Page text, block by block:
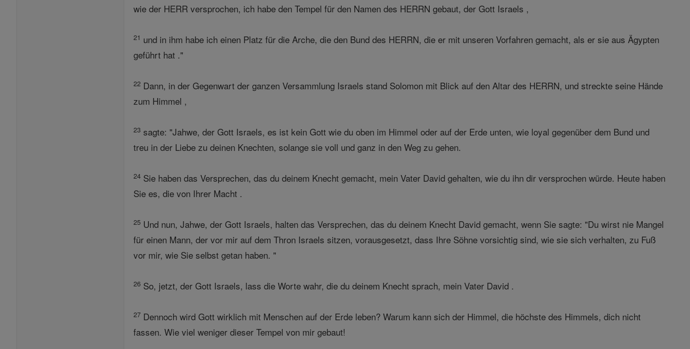
wie der HERR versprochen, ich habe den Tempel für den Namen des HERRN gebaut, der Gott Israels ,
21 und in ihm habe ich einen Platz für die Arche, die den Bund des HERRN, die er mit unseren Vorfahren gemacht, als er sie aus Ägypten
geführt hat ."
22 Dann, in der Gegenwart der ganzen Versammlung Israels stand Solomon mit Blick auf den Altar des HERRN, und streckte seine Hände
zum Himmel ,
23 sagte: "Jahwe, der Gott Israels, es ist kein Gott wie du oben im Himmel oder auf der Erde unten, wie loyal gegenüber dem Bund und
treu in der Liebe zu deinen Knechten, solange sie voll und ganz in den Weg zu gehen.
24 Sie haben das Versprechen, das du deinem Knecht gemacht, mein Vater David gehalten, wie du ihn dir versprochen würde. Heute haben
Sie es, die von Ihrer Macht .
25 Und nun, Jahwe, der Gott Israels, halten das Versprechen, das du deinem Knecht David gemacht, wenn Sie sagte: "Du wirst nie Mangel
für einen Mann, der vor mir auf dem Thron Israels sitzen, vorausgesetzt, dass Ihre Söhne vorsichtig sind, wie sie sich verhalten, zu Fuß
vor mir, wie Sie selbst getan haben. "
26 So, jetzt, der Gott Israels, lass die Worte wahr, die du deinem Knecht sprach, mein Vater David .
27 Dennoch wird Gott wirklich mit Menschen auf der Erde leben? Warum kann sich der Himmel, die höchste des Himmels, dich nicht
fassen. Wie viel weniger dieser Tempel von mir gebaut!